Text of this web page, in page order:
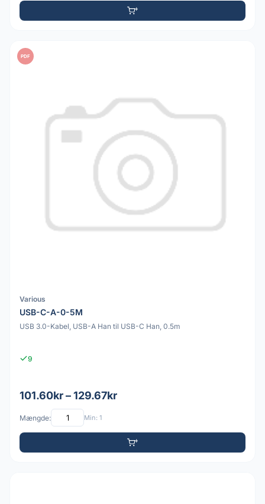
PDF
Various
USB-C-A-0-5M
USB 3.0-Kabel, USB-A Han til USB-C Han, 0.5m
9
101.60kr – 129.67kr
Mængde: Min: 1